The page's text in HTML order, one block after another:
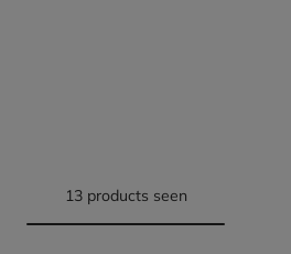
13 products seen